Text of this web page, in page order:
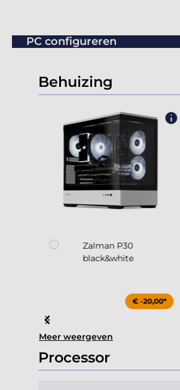
PC configureren
Behuizing
Zalman P30
black&white
€ -20,00*
Item
4
of
4
Meer weergeven
Processor